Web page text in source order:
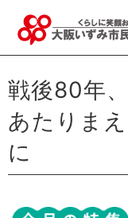
戦後80年
あたりま
に